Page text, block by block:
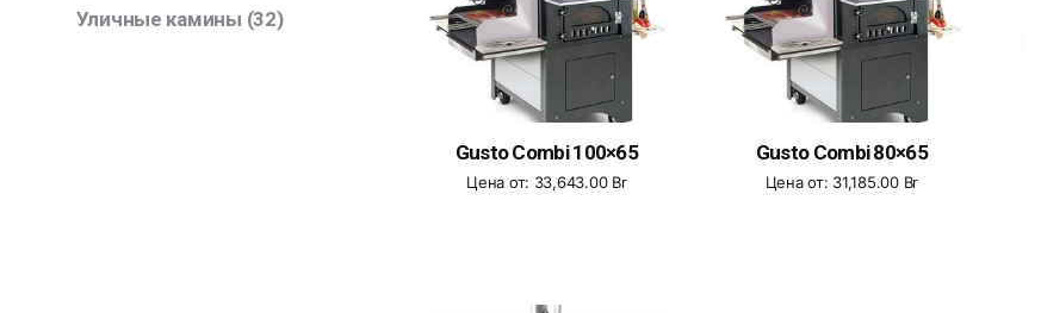
Уличные камины (32)
Gusto Combi 100×65
Цена от: 33,643.00 Br
Gusto Combi 80×65
Цена от: 31,185.00 Br